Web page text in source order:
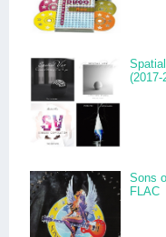
(2017-
Sons
FLAC